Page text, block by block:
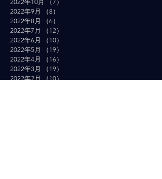
2022年10月
（7）
2022年9月
（8）
2022年8月
（6）
2022年7月
（12）
2022年6月
（10）
2022年5月
（19）
2022年4月
（16）
2022年3月
（19）
2022年2月 （10）10件の記事